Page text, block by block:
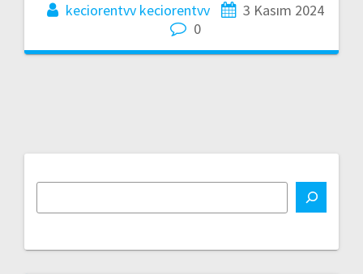
keciorentvv keciorentvv
3 Kasım 2024
0